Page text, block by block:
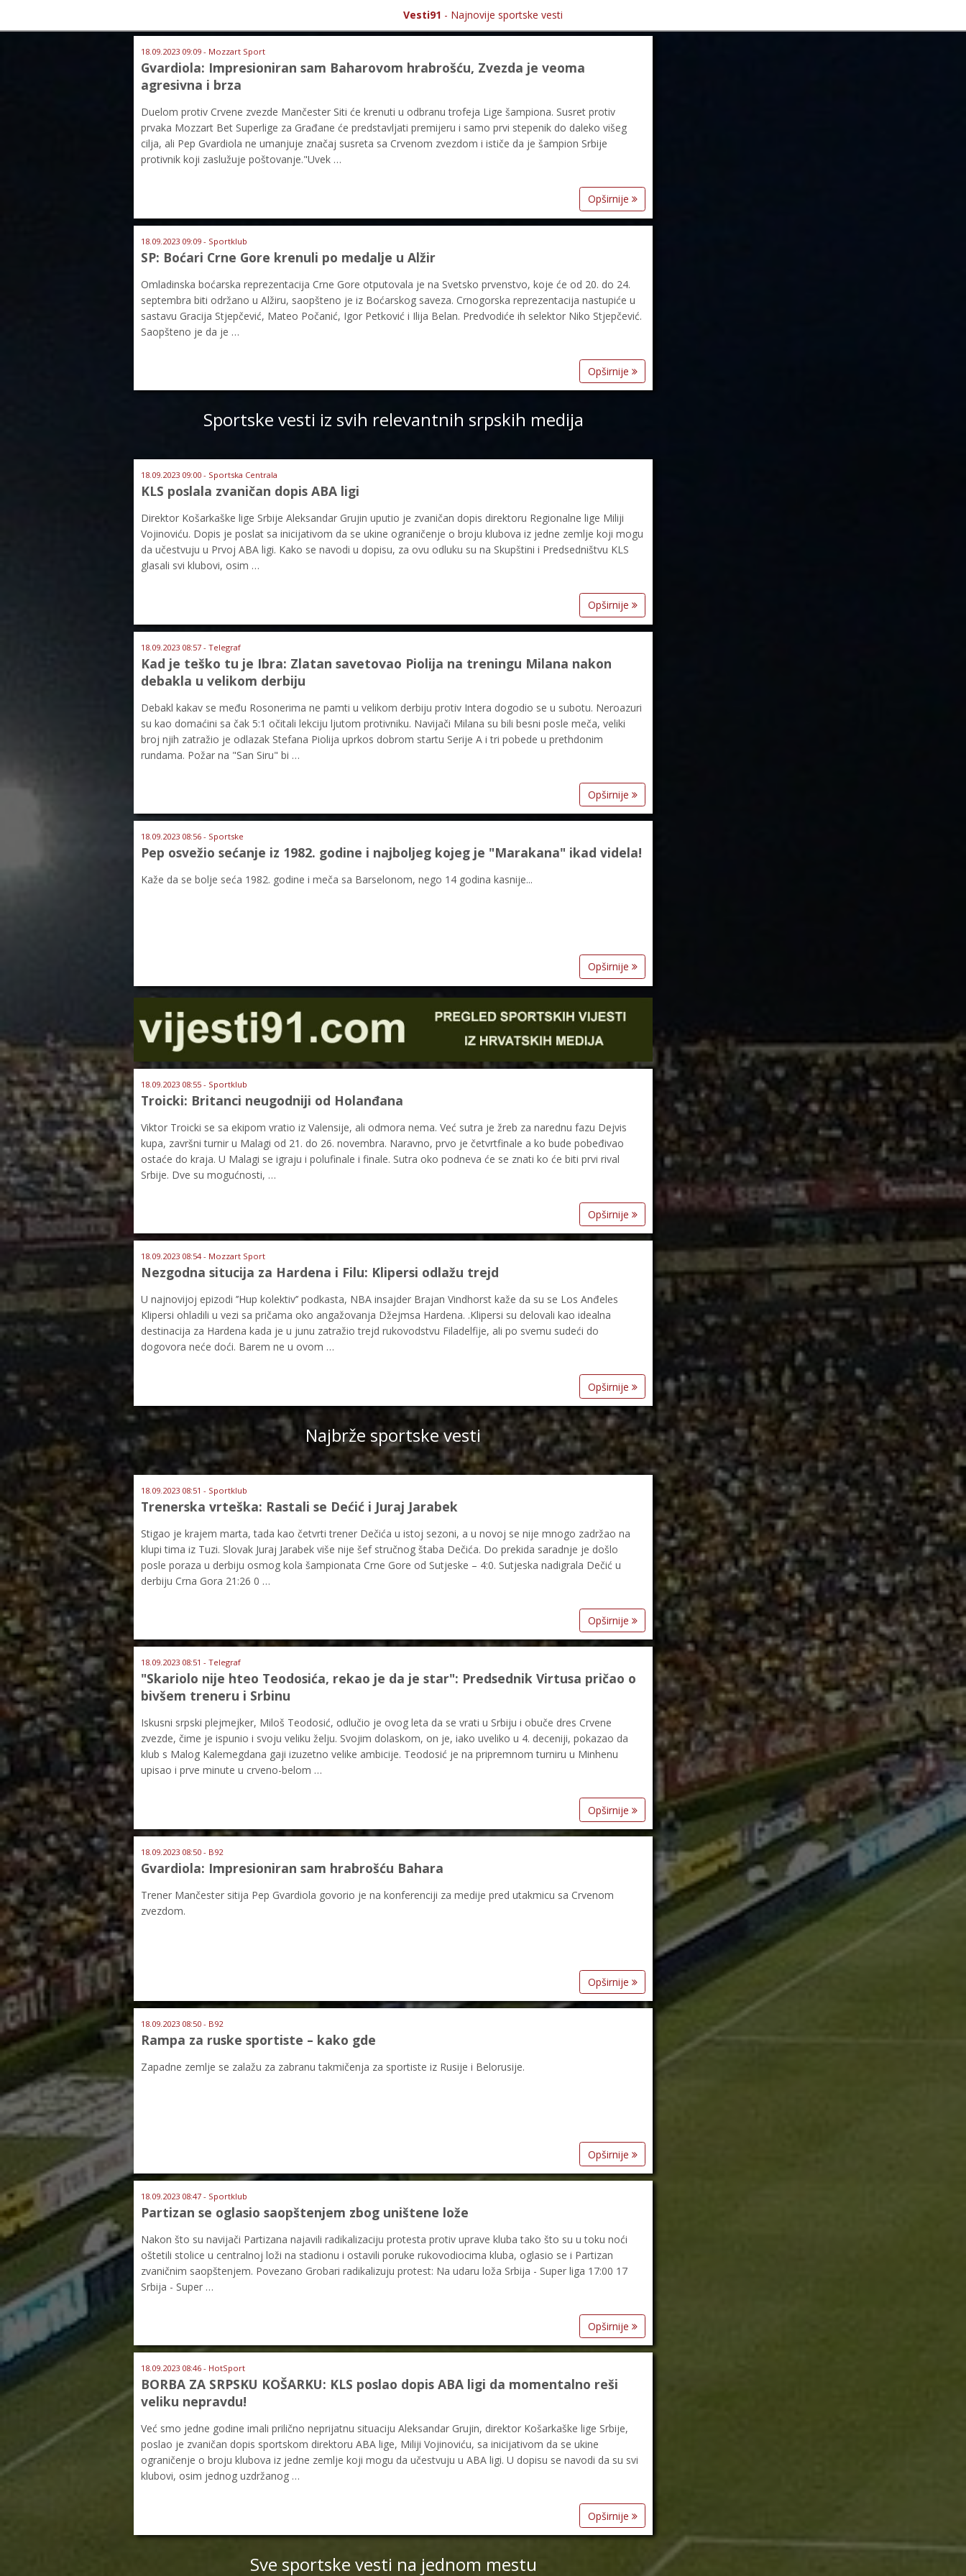
Vesti91 - Najnovije sportske vesti
18.09.2023 09:09 - Mozzart Sport
Gvardiola: Impresioniran sam Baharovom hrabrošću, Zvezda je veoma
agresivna i brza
Duelom protiv Crvene zvezde Mančester Siti će krenuti u odbranu trofeja Lige šampiona. Susret protiv
prvaka Mozzart Bet Superlige za Građane će predstavljati premijeru i samo prvi stepenik do daleko višeg
cilja, ali Pep Gvardiola ne umanjuje značaj susreta sa Crvenom zvezdom i ističe da je šampion Srbije
protivnik koji zaslužuje poštovanje."Uvek …
Opširnije
18.09.2023 09:09 - Sportklub
SP: Boćari Crne Gore krenuli po medalje u Alžir
Omladinska boćarska reprezentacija Crne Gore otputovala je na Svetsko prvenstvo, koje će od 20. do 24.
septembra biti održano u Alžiru, saopšteno je iz Boćarskog saveza. Crnogorska reprezentacija nastupiće u
sastavu Gracija Stjepčević, Mateo Počanić, Igor Petković i Ilija Belan. Predvodiće ih selektor Niko Stjepčević.
Saopšteno je da je …
Opširnije
Sportske vesti iz svih relevantnih srpskih medija
18.09.2023 09:00 - Sportska Centrala
KLS poslala zvaničan dopis ABA ligi
Direktor Košarkaške lige Srbije Aleksandar Grujin uputio je zvaničan dopis direktoru Regionalne lige Miliji
Vojinoviću. Dopis je poslat sa inicijativom da se ukine ograničenje o broju klubova iz jedne zemlje koji mogu
da učestvuju u Prvoj ABA ligi. Kako se navodi u dopisu, za ovu odluku su na Skupštini i Predsedništvu KLS
glasali svi klubovi, osim …
Opširnije
18.09.2023 08:57 - Telegraf
Kad je teško tu je Ibra: Zlatan savetovao Piolija na treningu Milana nakon
debakla u velikom derbiju
Debakl kakav se među Rosonerima ne pamti u velikom derbiju protiv Intera dogodio se u subotu. Neroazuri
su kao domaćini sa čak 5:1 očitali lekciju ljutom protivniku. Navijači Milana su bili besni posle meča, veliki
broj njih zatražio je odlazak Stefana Piolija uprkos dobrom startu Serije A i tri pobede u prethdonim
rundama. Požar na "San Siru" bi …
Opširnije
18.09.2023 08:56 - Sportske
Pep osvežio sećanje iz 1982. godine i najboljeg kojeg je "Marakana" ikad videla!
Kaže da se bolje seća 1982. godine i meča sa Barselonom, nego 14 godina kasnije...
Opširnije
18.09.2023 08:55 - Sportklub
Troicki: Britanci neugodniji od Holanđana
Viktor Troicki se sa ekipom vratio iz Valensije, ali odmora nema. Već sutra je žreb za narednu fazu Dejvis
kupa, završni turnir u Malagi od 21. do 26. novembra. Naravno, prvo je četvrtfinale a ko bude pobeđivao
ostaće do kraja. U Malagi se igraju i polufinale i finale. Sutra oko podneva će se znati ko će biti prvi rival
Srbije. Dve su mogućnosti, …
Opširnije
18.09.2023 08:54 - Mozzart Sport
Nezgodna situcija za Hardena i Filu: Klipersi odlažu trejd
U najnovijoj epizodi ’’Hup kolektiv’’ podkasta, NBA insajder Brajan Vindhorst kaže da su se Los Anđeles
Klipersi ohladili u vezi sa pričama oko angažovanja Džejmsa Hardena. .Klipersi su delovali kao idealna
destinacija za Hardena kada je u junu zatražio trejd rukovodstvu Filadelfije, ali po svemu sudeći do
dogovora neće doći. Barem ne u ovom …
Opširnije
Najbrže sportske vesti
18.09.2023 08:51 - Sportklub
Trenerska vrteška: Rastali se Dećić i Juraj Jarabek
Stigao je krajem marta, tada kao četvrti trener Dečića u istoj sezoni, a u novoj se nije mnogo zadržao na
klupi tima iz Tuzi. Slovak Juraj Jarabek više nije šef stručnog štaba Dečića. Do prekida saradnje je došlo
posle poraza u derbiju osmog kola šampionata Crne Gore od Sutjeske – 4:0. Sutjeska nadigrala Dečić u
derbiju Crna Gora 21:26 0 …
Opširnije
18.09.2023 08:51 - Telegraf
"Skariolo nije hteo Teodosića, rekao je da je star": Predsednik Virtusa pričao o
bivšem treneru i Srbinu
Iskusni srpski plejmejker, Miloš Teodosić, odlučio je ovog leta da se vrati u Srbiju i obuče dres Crvene
zvezde, čime je ispunio i svoju veliku želju. Svojim dolaskom, on je, iako uveliko u 4. deceniji, pokazao da
klub s Malog Kalemegdana gaji izuzetno velike ambicije. Teodosić je na pripremnom turniru u Minhenu
upisao i prve minute u crveno-belom …
Opširnije
18.09.2023 08:50 - B92
Gvardiola: Impresioniran sam hrabrošću Bahara
Trener Mančester sitija Pep Gvardiola govorio je na konferenciji za medije pred utakmicu sa Crvenom
zvezdom.
Opširnije
18.09.2023 08:50 - B92
Rampa za ruske sportiste – kako gde
Zapadne zemlje se zalažu za zabranu takmičenja za sportiste iz Rusije i Belorusije.
Opširnije
18.09.2023 08:47 - Sportklub
Partizan se oglasio saopštenjem zbog uništene lože
Nakon što su navijači Partizana najavili radikalizaciju protesta protiv uprave kluba tako što su u toku noći
oštetili stolice u centralnoj loži na stadionu i ostavili poruke rukovodiocima kluba, oglasio se i Partizan
zvaničnim saopštenjem. Povezano Grobari radikalizuju protest: Na udaru loža Srbija - Super liga 17:00 17
Srbija - Super …
Opširnije
18.09.2023 08:46 - HotSport
BORBA ZA SRPSKU KOŠARKU: KLS poslao dopis ABA ligi da momentalno reši
veliku nepravdu!
Već smo jedne godine imali prilično neprijatnu situaciju Aleksandar Grujin, direktor Košarkaške lige Srbije,
poslao je zvaničan dopis sportskom direktoru ABA lige, Miliji Vojinoviću, sa inicijativom da se ukine
ograničenje o broju klubova iz jedne zemlje koji mogu da učestvuju u ABA ligi. U dopisu se navodi da su svi
klubovi, osim jednog uzdržanog …
Opširnije
Sve sportske vesti na jednom mestu